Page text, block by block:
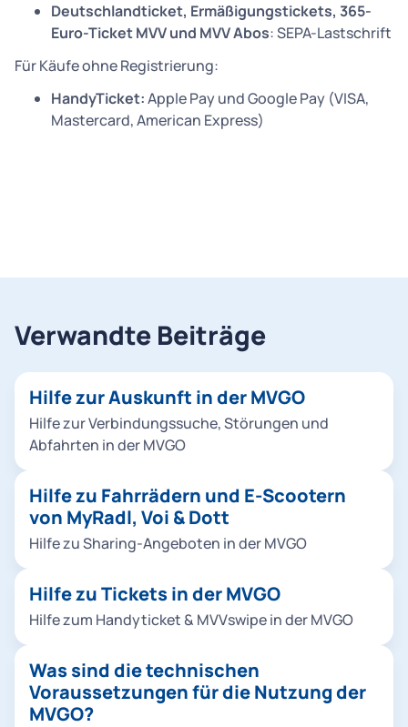
Deutschlandticket, Ermäßigungstickets, 365-
Euro-Ticket MVV und MVV Abos: SEPA-Lastschrift
Für Käufe ohne Registrierung:
HandyTicket:Apple Pay und Google Pay (VISA,
Mastercard, American Express)
Verwandte Beiträge
Hilfe zur Auskunft in der MVGO
Hilfe zur Verbindungssuche, Störungen und
Abfahrten in der MVGO
Hilfe zu Fahrrädern und E-Scootern
von MyRadl, Voi & Dott
Hilfe zu Sharing-Angeboten in der MVGO
Hilfe zu Tickets in der MVGO
Hilfe zum Handyticket & MVVswipe in der MVGO
Was sind die technischen
Voraussetzungen für die Nutzung der
MVGO?